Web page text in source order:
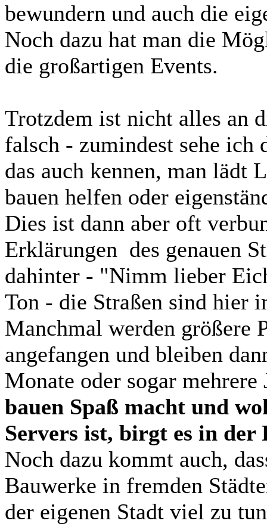
bewundern und auch die
Noch dazu hat man die
die großartigen Events.
Trotzdem ist nicht alles an
falsch - zumindest sehe ich
das auch kennen, man lädt
bauen helfen oder
Dies ist dann aber oft
Erklärungen des genauen
dahinter - "Nimm lieber
Ton - die Straßen sind hier
Manchmal werden größere
angefangen und bleiben
Monate oder sogar mehrere
bauen Spaß macht und
Servers ist, birgt es in der
Noch dazu kommt auch,
Bauwerke in fremden
der eigenen Stadt viel zu